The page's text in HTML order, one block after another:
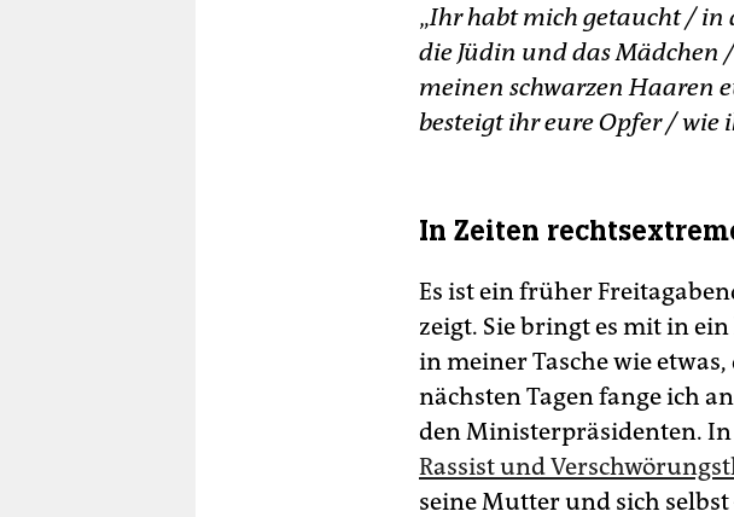
„Ihr habt mich getaucht / in
die Jüdin und das
meinen schwarzen Haaren
besteigt ihr eure Opfer / wie
In Zeiten
Es ist ein früher
zeigt. Sie bringt es mit in
in meiner Tasche wie
nächsten Tagen fange ich
den Ministerpräsidenten. In
Rassist und
seine Mutter und sich selbst